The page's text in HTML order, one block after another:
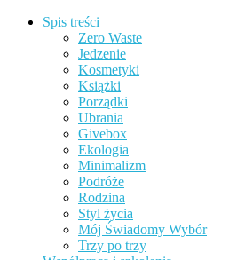
Spis treści
Zero Waste
Jedzenie
Kosmetyki
Książki
Porządki
Ubrania
Givebox
Ekologia
Minimalizm
Podróże
Rodzina
Styl życia
Mój Świadomy Wybór
Trzy po trzy